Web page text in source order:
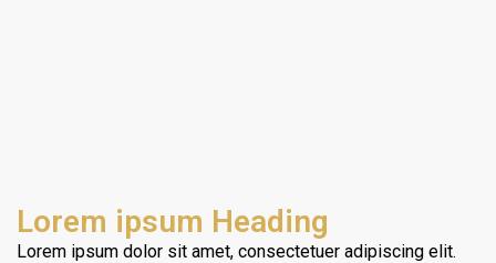
Lorem ipsum Heading
Lorem ipsum dolor sit amet, consectetuer adipiscing elit.